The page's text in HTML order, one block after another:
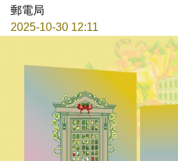
郵電局
2025-10-30 12:11